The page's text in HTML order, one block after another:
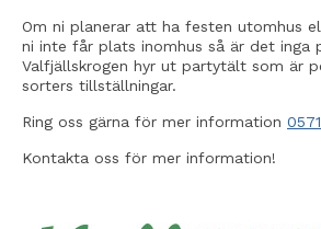
Om ni planerar att ha festen utomhus
ni inte får plats inomhus så är det inga
Valfjällskrogen hyr ut partytält som är
sorters tillställningar.
Ring oss gärna för mer information
Kontakta oss för mer information!